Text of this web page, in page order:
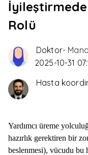
Rolü
Doktor-
2025-10-31
Hasta
Yardımcı üreme
hazırlık gerektiren bir
beslenmesi), vücudu bu